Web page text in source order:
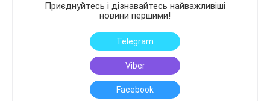
Приєднуйтесь і дізнавайтесь найважливіші
новини першими!
Telegram
Viber
Facebook